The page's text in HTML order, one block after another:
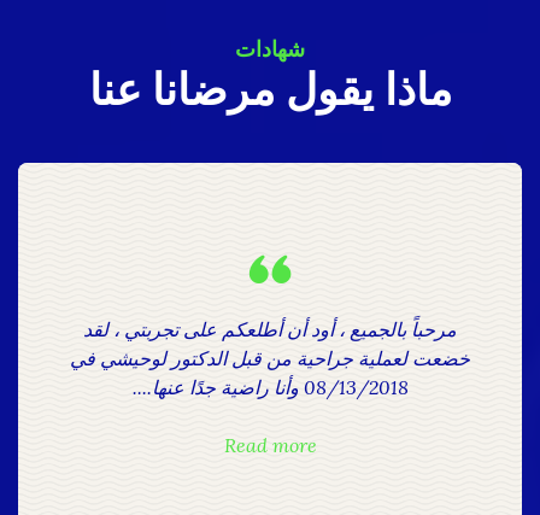
شهادات
ماذا يقول مرضانا عنا
مرحباً بالجميع ، أود أن أطلعكم على تجربتي ، لقد
خضعت لعملية جراحية من قبل الدكتور لوحيشي في
08/13/2018 وأنا راضية جدًا عنها....
Read more